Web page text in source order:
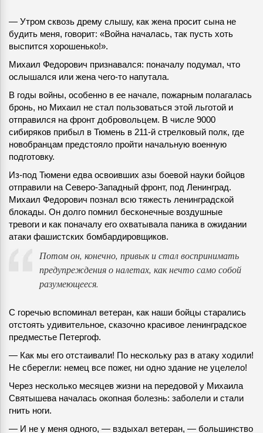
— Утром сквозь дрему слышу, как жена просит сына не
будить меня, говорит: «Война началась, так пусть хоть
выспится хорошенько!».
Михаил Федорович признавался: поначалу подумал, что
ослышался или жена чего-то напутала.
В годы войны, особенно в ее начале, пожарным полагалась
бронь, но Михаил не стал пользоваться этой льготой и
отправился на фронт добровольцем. В числе 9000
сибиряков прибыл в Тюмень в 211-й стрелковый полк, где
новобранцам предстояло пройти начальную военную
подготовку.
Из-под Тюмени едва освоивших азы боевой науки бойцов
отправили на Северо-Западный фронт, под Ленинград.
Михаил Федорович познал всю тяжесть ленинградской
блокады. Он долго помнил бесконечные воздушные
тревоги и как поначалу его охватывала паника в ожидании
атаки фашистских бомбардировщиков.
Потом он, конечно, привык и стал воспринимать
предупреждения о налетах, как нечто само собой
разумеющееся.
С горечью вспоминал ветеран, как наши бойцы старались
отстоять удивительное, сказочно красивое ленинградское
предместье Петергоф.
— Как мы его отстаивали! По нескольку раз в атаку ходили!
Не сберегли: немец все пожег, ни одно здание не уцелело!
Через несколько месяцев жизни на передовой у Михаила
Святышева началась окопная болезнь: заболели и стали
гнить ноги.
— И не у меня одного, — вздыхал ветеран, — большинство